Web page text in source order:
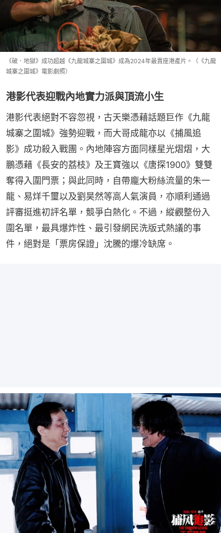
《破．地獄》成功超越《九龍城寨之圍城》成為2024年最賣座港產片。（《九龍
城寨之圍城》電影劇照）
港影代表迎戰內地實力派與頂流小生
港影代表絕對不容忽視，古天樂憑藉話題巨作《九龍
城寨之圍城》強勢迎戰，而大哥成龍亦以《捕風追
影》成功殺入戰團。內地陣容方面同樣星光熠熠，大
鵬憑藉《長安的荔枝》及王寶強以《唐探1900》雙雙
奪得入圍門票；與此同時，自帶龐大粉絲流量的朱一
龍、易烊千璽以及劉昊然等高人氣演員，亦順利通過
評審挺進初評名單，競爭白熱化。不過，縱觀整份入
圍名單，最具爆炸性、最引發網民洗版式熱議的事
件，絕對是「票房保證」沈騰的爆冷缺席。